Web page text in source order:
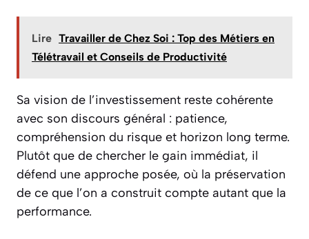
Lire Travailler de Chez Soi : Top des Métiers en
Télétravail et Conseils de Productivité
Sa vision de l’investissement reste cohérente
avec son discours général : patience,
compréhension du risque et horizon long terme.
Plutôt que de chercher le gain immédiat, il
défend une approche posée, où la préservation
de ce que l’on a construit compte autant que la
performance.